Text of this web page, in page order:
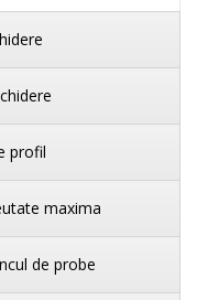
profil
maxima
de probe